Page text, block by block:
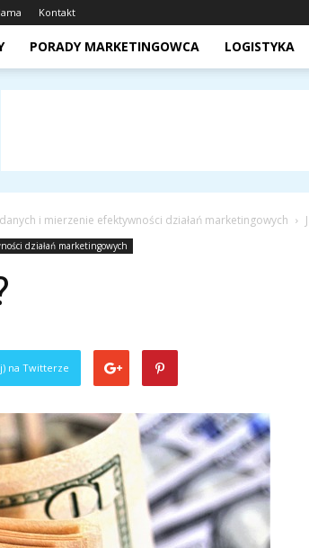
Kontakt
PORADY MARKETINGOWCA LOGISTYKA
i mierzenie efektywności działań marketingowych
działań marketingowych
na Twitterze